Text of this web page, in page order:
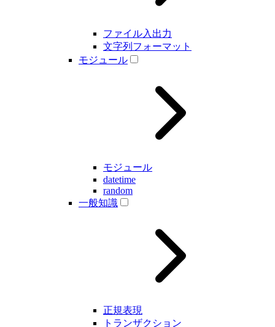
ファイル入出力
文字列フォーマット
モジュール
モジュール
datetime
random
一般知識
正規表現
トランザクション